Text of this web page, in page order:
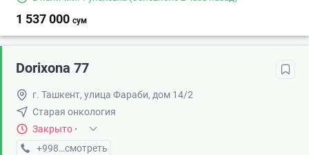
1 537 000 сум
Dorixona 77
г. Ташкент, улица Фараби, дом 14/2
Старая онкология
Закрыто ·
+998 (33) XXX-XX-XX
смотреть